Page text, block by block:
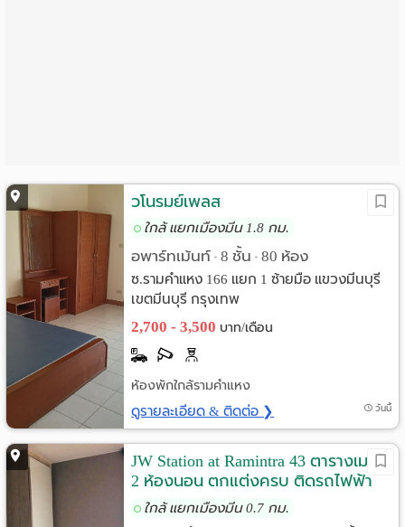
English
วโนรมย์เพลส
ใกล้ แยกเมืองมีน 1.8 กม.
อพาร์ทเม้นท์ • 8 ชั้น • 80 ห้อง
ซ.รามคำแหง 166 แยก 1 ซ้ายมือ แขวงมีนบุรี
เขตมีนบุรี กรุงเทพ
2,700 - 3,500 บาท/เดือน
ห้องพักใกล้รามคำแหง
ดูรายละเอียด & ติดต่อ ❯ วันนี้
JW Station at Ramintra 43 ตารางเมตร
2 ห้องนอน ตกแต่งครบ ติดรถไฟฟ้า
สายสีชมพู สถานีเศรษฐบุตรบำเพ็ญ
ใกล้ แยกเมืองมีน 0.7 กม.